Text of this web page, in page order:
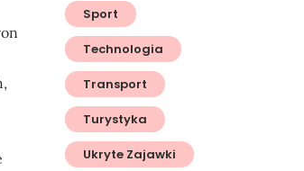
Sport
Technologia
Transport
Turystyka
Ukryte Zajawki